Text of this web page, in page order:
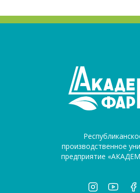
производственное
предприятие